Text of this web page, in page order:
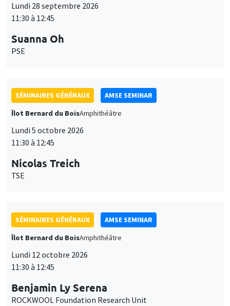
Lundi 28 septembre 2026
11:30 à 12:45
Suanna Oh
PSE
SÉMINAIRES GÉNÉRAUX
AMSE SEMINAR
Îlot Bernard du BoisAmphithéâtre
Lundi 5 octobre 2026
11:30 à 12:45
Nicolas Treich
TSE
SÉMINAIRES GÉNÉRAUX
AMSE SEMINAR
Îlot Bernard du BoisAmphithéâtre
Lundi 12 octobre 2026
11:30 à 12:45
Benjamin Ly Serena
ROCKWOOL Foundation Research Unit